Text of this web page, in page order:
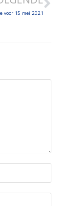
voor 15 mei 2021